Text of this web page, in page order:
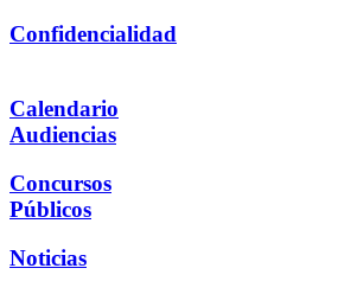
Confidencialidad
Calendario
Audiencias
Concursos
Públicos
Noticias